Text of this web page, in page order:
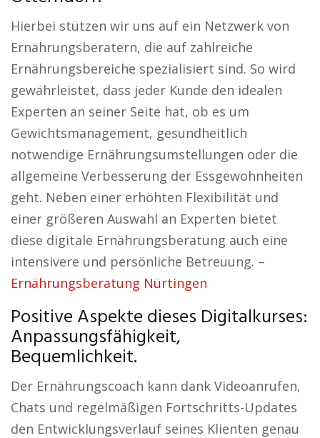
Hierbei stützen wir uns auf ein Netzwerk von
Ernährungsberatern, die auf zahlreiche
Ernährungsbereiche spezialisiert sind. So wird
gewährleistet, dass jeder Kunde den idealen
Experten an seiner Seite hat, ob es um
Gewichtsmanagement, gesundheitlich
notwendige Ernährungsumstellungen oder die
allgemeine Verbesserung der Essgewohnheiten
geht. Neben einer erhöhten Flexibilität und
einer größeren Auswahl an Experten bietet
diese digitale Ernährungsberatung auch eine
intensivere und persönliche Betreuung. –
Ernährungsberatung Nürtingen
Positive Aspekte dieses Digitalkurses:
Anpassungsfähigkeit,
Bequemlichkeit.
Der Ernährungscoach kann dank Videoanrufen,
Chats und regelmäßigen Fortschritts-Updates
den Entwicklungsverlauf seines Klienten genau